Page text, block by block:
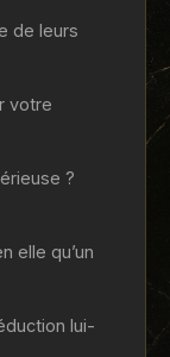
de leurs
votre
?
elle qu’un
lui-